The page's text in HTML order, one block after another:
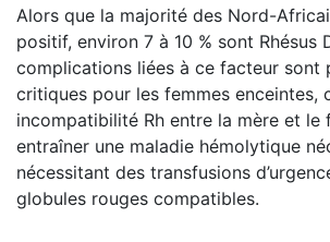
Alors que la majorité des Nord-
positif, environ 7 à 10 % sont Rhésus
complications liées à ce facteur sont
critiques pour les femmes enceintes,
incompatibilité Rh entre la mère et
entraîner une maladie hémolytique
nécessitant des transfusions
globules rouges compatibles.